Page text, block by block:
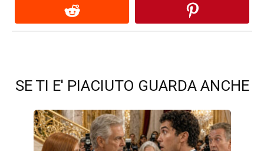
SE TI E' PIACIUTO GUARDA ANCHE